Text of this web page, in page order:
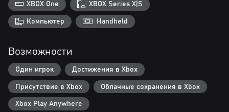
XBOX One XBOX Series X|S
Компьютер Handheld
Возможности
Один игрок Достижения в Xbox
Присутствие в Xbox Облачные сохранения в Xbox
Xbox Play Anywhere